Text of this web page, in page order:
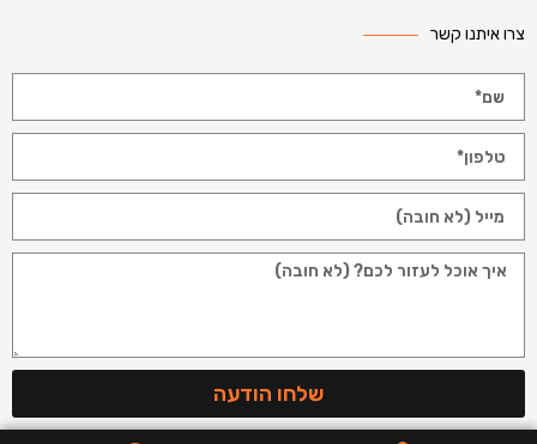
צרו איתנו קשר
שלחו הודעה